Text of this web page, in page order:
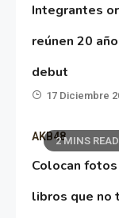
Integrantes
reúnen 20
debut
17 Diciembre
2 MINS READ
AKB48
Colocan
libros que no